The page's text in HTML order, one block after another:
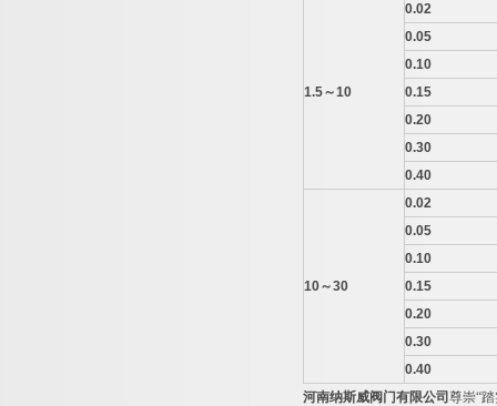
1.5～10
0.02
0.05
0.10
0.15
0.20
0.30
0.40
10～30
0.02
0.05
0.10
0.15
0.20
0.30
0.40
河南纳斯威阀门有限公司 尊崇“